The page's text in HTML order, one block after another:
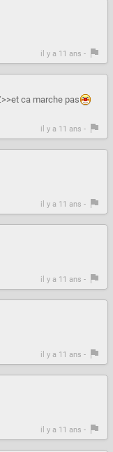
il y a 11 ans -
ca marche pas
il y a 11 ans -
il y a 11 ans -
il y a 11 ans -
il y a 11 ans -
il y a 11 ans -